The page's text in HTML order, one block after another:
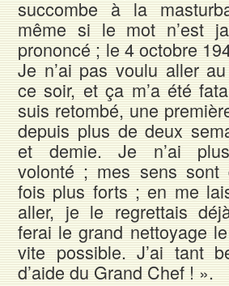
succombe à la
même si le mot n’est
prononcé ; le 4 octobre
Je n’ai pas voulu aller
ce soir, et ça m’a été
suis retombé, une
depuis plus de deux
et demie. Je n’ai
volonté ; mes sens sont
fois plus forts ; en me
aller, je le regrettais
ferai le grand nettoyage
vite possible. J’ai tant
d’aide du Grand Chef ! ».